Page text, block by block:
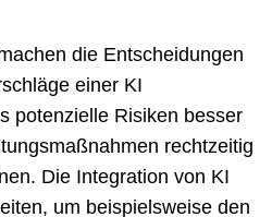
die Entscheidungen
einer KI
potenzielle Risiken besser
rechtzeitig
Die Integration von KI
um beispielsweise den